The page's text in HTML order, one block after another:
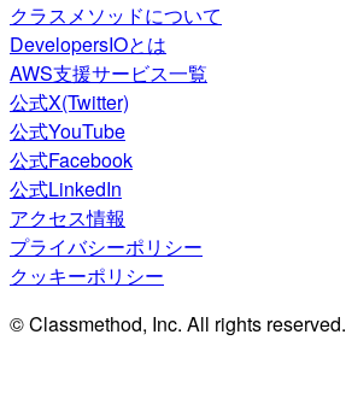
クラスメソッドについて
DevelopersIOとは
AWS支援サービス一覧
公式X(Twitter)
公式YouTube
公式Facebook
公式LinkedIn
アクセス情報
プライバシーポリシー
クッキーポリシー
© Classmethod, Inc. All rights reserved.